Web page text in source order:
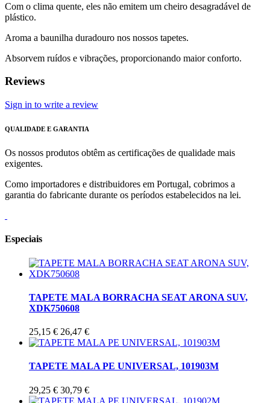
Com o clima quente, eles não emitem um cheiro desagradável de
plástico.
Aroma a baunilha duradouro nos nossos tapetes.
Absorvem ruídos e vibrações, proporcionando maior conforto.
Reviews
Sign in to write a review
QUALIDADE E GARANTIA
Os nossos produtos obtêm as certificações de qualidade mais
exigentes.
Como importadores e distribuidores em Portugal, cobrimos a
garantia do fabricante durante os períodos estabelecidos na lei.
Especiais
TAPETE MALA BORRACHA SEAT ARONA SUV,
XDK750608
25,15 € 26,47 €
TAPETE MALA PE UNIVERSAL, 101903M
29,25 € 30,79 €